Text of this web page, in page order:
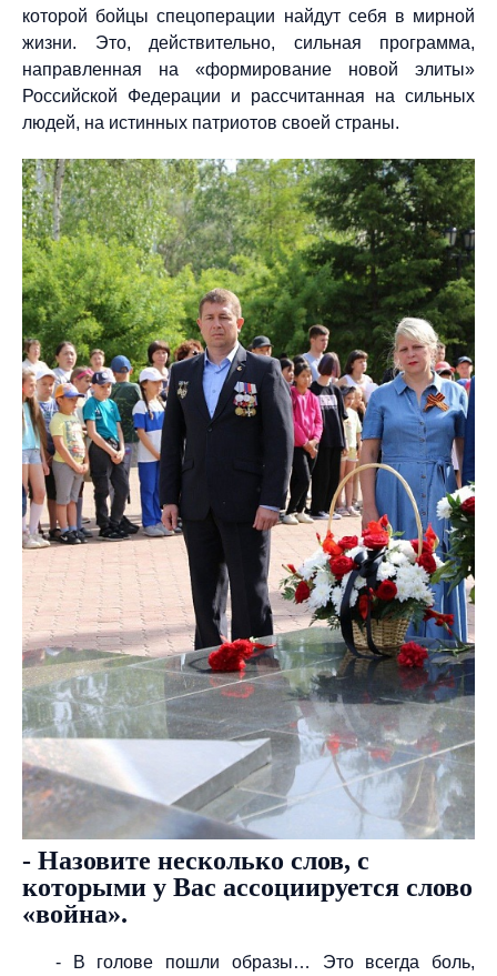
которой бойцы спецоперации найдут себя в мирной
жизни. Это, действительно, сильная программа,
направленная на «формирование новой элиты»
Российской Федерации и рассчитанная на сильных
людей, на истинных патриотов своей страны.
- Назовите несколько слов, с
которыми у Вас ассоциируется слово
«война».
- В голове пошли образы… Это всегда боль,